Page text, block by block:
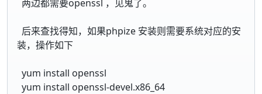
两边都需要openssl ，见鬼了。
后来查找得知，如果phpize 安装则需要系统对应的安
装，操作如下
yum install openssl
yum install openssl-devel.x86_64